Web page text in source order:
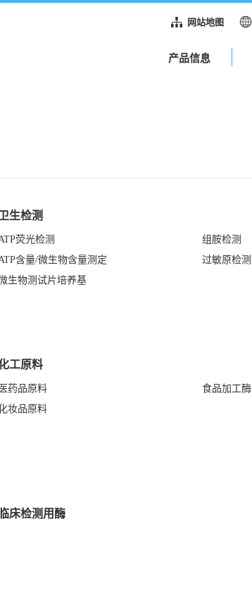
网站地图
产品信息
生检测
荧光检测
含量/微生物含量测定
生物测试片培养基
组胺检测
过敏原检测
工原料
医药品原料
妆品原料
食品加工酶
临床检测用酶